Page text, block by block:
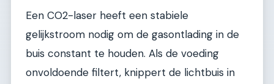
Een CO2-laser heeft een stabiele
gelijkstroom nodig om de gasontlading in de
buis constant te houden. Als de voeding
onvoldoende filtert, knippert de lichtbuis in